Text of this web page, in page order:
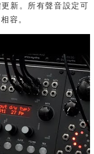
新。所有聲音設定可
容。